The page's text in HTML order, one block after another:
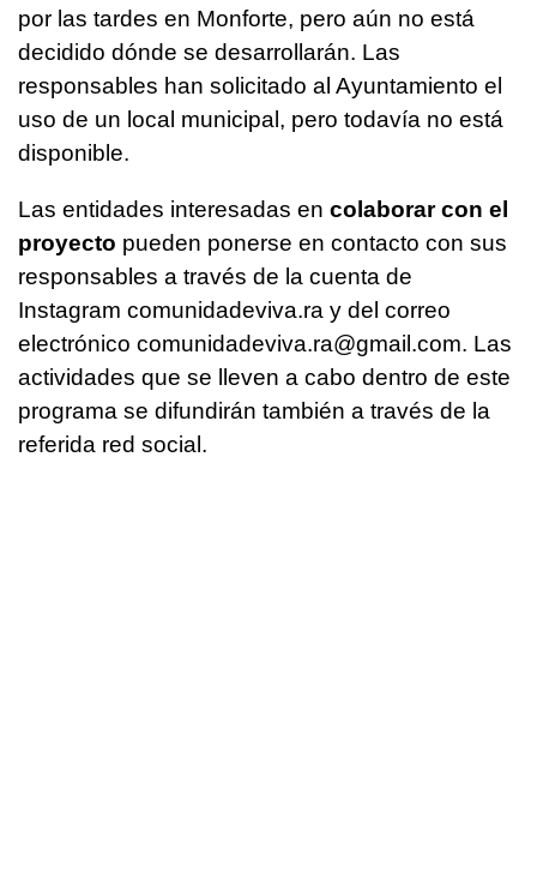
por las tardes en Monforte, pero aún no está
decidido dónde se desarrollarán. Las
responsables han solicitado al Ayuntamiento el
uso de un local municipal, pero todavía no está
disponible.
Las entidades interesadas en colaborar con el
proyecto pueden ponerse en contacto con sus
responsables a través de la cuenta de
Instagram comunidadeviva.ra y del correo
electrónico comunidadeviva.ra@gmail.com. Las
actividades que se lleven a cabo dentro de este
programa se difundirán también a través de la
referida red social.